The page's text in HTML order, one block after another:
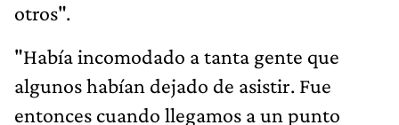
otros".
"Había incomodado a tanta gente que
algunos habían dejado de asistir. Fue
entonces cuando llegamos a un punto